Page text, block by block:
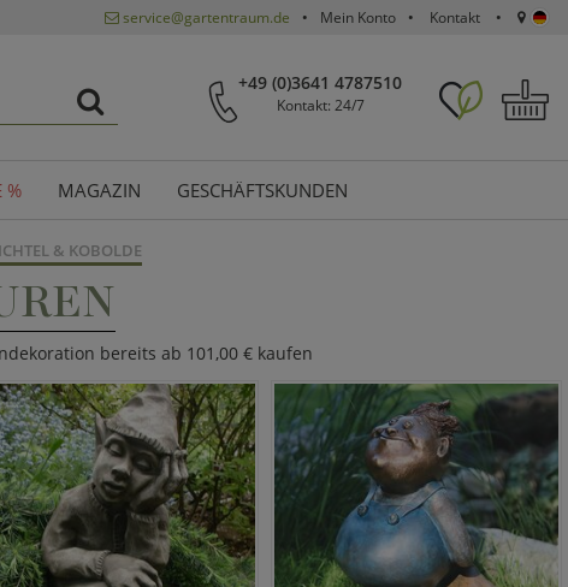
service@gartentraum.de Mein Konto Kontakt
+49 (0)3641 4787510
Kontakt: 24/7
% MAGAZIN GESCHÄFTSKUNDEN
& KOBOLDE
bereits ab 101,00 € kaufen